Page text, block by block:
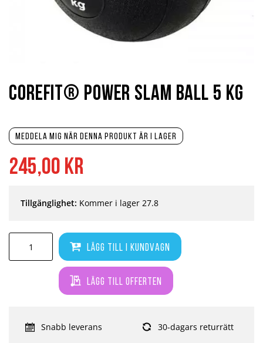
245,00 kr
Meddela mig när denna produkt är i lager
Lägg till i kundvagn
Lägg till offerten
Tillgänglighet: Kommer i lager 27.8
Snabb leverans 30-dagars returrätt
Corefit® Power Slam Ball 5 kg
början
av